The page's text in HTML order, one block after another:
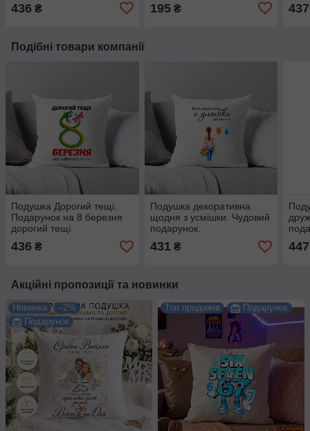
436 ₴ 195₴ 437
Подібні товари компанії
Подушка Дорогий тещі.
Подарунок на 8 березня
дорогий тещі.
436 ₴
Подушка декоративна
щодня з усмішки. Чудовий
подарунок.
431₴ 447
Акційні пропозиції та новинки
Новинка
–2%
Подарунок
Топ продажів Подарунок